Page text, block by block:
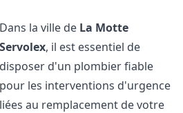
Dans la ville de La Motte
Servolex, il est essentiel de
disposer d'un plombier fiable
pour les interventions d'urgence
liées au remplacement de votre